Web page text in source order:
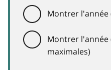
Montrer l'année
Montrer l'année
maximales)